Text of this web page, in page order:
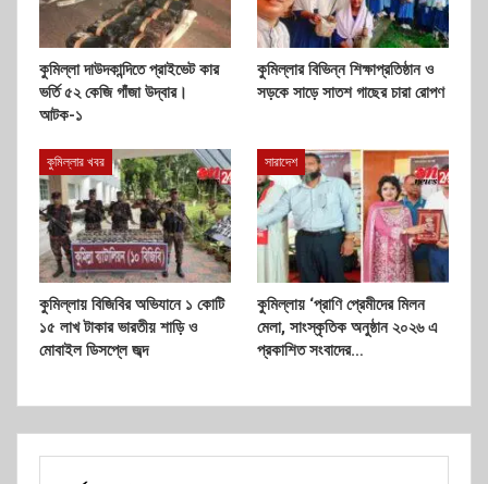
কুমিল্লা দাউদকান্দিতে প্রাইভেট কার
ভর্তি ৫২ কেজি গাঁজা উদ্বার।
আটক-১
কুমিল্লার বিভিন্ন শিক্ষাপ্রতিষ্ঠান ও
সড়কে সাড়ে সাতশ গাছের চারা রোপণ
কুমিল্লার খবর
কুমিল্লায় বিজিবির অভিযানে ১ কোটি
১৫ লাখ টাকার ভারতীয় শাড়ি ও
মোবাইল ডিসপ্লে জব্দ
সারাদেশ
কুমিল্লায় ‘প্রাণি প্রেমীদের মিলন
মেলা, সাংস্কৃতিক অনুষ্ঠান ২০২৬ এ
প্রকাশিত সংবাদের…